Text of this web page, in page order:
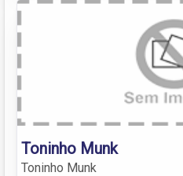
Toninho Munk
Toninho Munk